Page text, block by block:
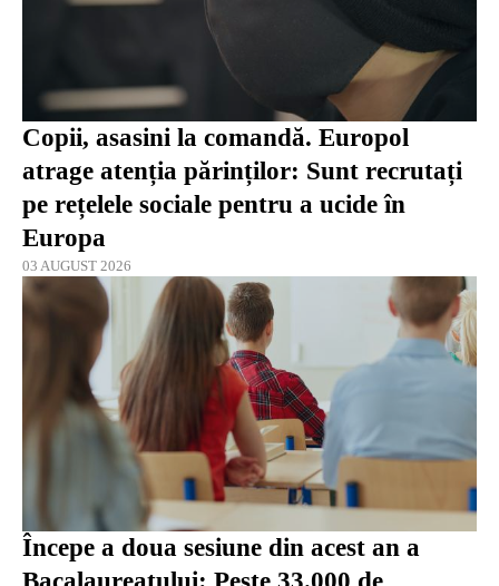
Copii, asasini la comandă. Europol
atrage atenția părinților: Sunt recrutați
pe rețelele sociale pentru a ucide în
Europa
03 AUGUST 2026
Începe a doua sesiune din acest an a